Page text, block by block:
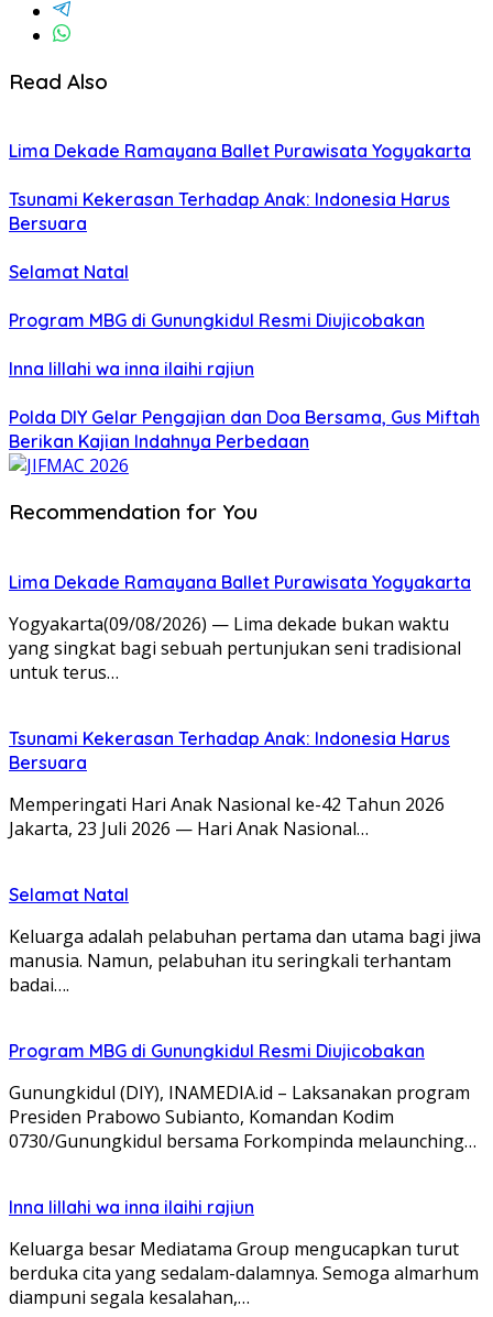
Read Also
Lima Dekade Ramayana Ballet Purawisata Yogyakarta
Tsunami Kekerasan Terhadap Anak: Indonesia Harus
Bersuara
Selamat Natal
Program MBG di Gunungkidul Resmi Diujicobakan
Inna lillahi wa inna ilaihi rajiun
Polda DIY Gelar Pengajian dan Doa Bersama, Gus Miftah
Berikan Kajian Indahnya Perbedaan
Recommendation for You
Lima Dekade Ramayana Ballet Purawisata Yogyakarta
Yogyakarta(09/08/2026) — Lima dekade bukan waktu
yang singkat bagi sebuah pertunjukan seni tradisional
untuk terus…
Tsunami Kekerasan Terhadap Anak: Indonesia Harus
Bersuara
Memperingati Hari Anak Nasional ke-42 Tahun 2026
Jakarta, 23 Juli 2026 — Hari Anak Nasional…
Selamat Natal
Keluarga adalah pelabuhan pertama dan utama bagi jiwa
manusia. Namun, pelabuhan itu seringkali terhantam
badai….
Program MBG di Gunungkidul Resmi Diujicobakan
Gunungkidul (DIY), INAMEDIA.id – Laksanakan program
Presiden Prabowo Subianto, Komandan Kodim
0730/Gunungkidul bersama Forkompinda melaunching…
Inna lillahi wa inna ilaihi rajiun
Keluarga besar Mediatama Group mengucapkan turut
berduka cita yang sedalam-dalamnya. Semoga almarhum
diampuni segala kesalahan,…